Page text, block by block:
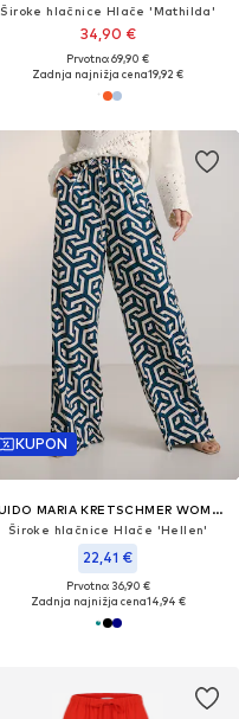
Široke hlačnice Hlače 'Mathilda'
34,90 €
Prvotno: 69,90 €
Zadnja najnižja cena19,92 €
KUPON
GUIDO MARIA KRETSCHMER WOMEN
Široke hlačnice Hlače 'Hellen'
22,41 €
Prvotno: 36,90 €
Zadnja najnižja cena14,94 €